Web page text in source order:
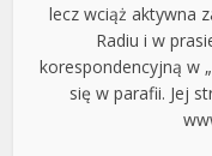
lecz wciąż aktywna
Radiu i w
korespondencyjną w
się w parafii. Jej